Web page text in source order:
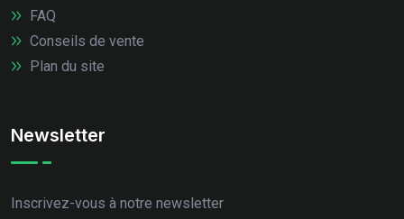
FAQ
Conseils de vente
Plan du site
Newsletter
Inscrivez-vous à notre newsletter